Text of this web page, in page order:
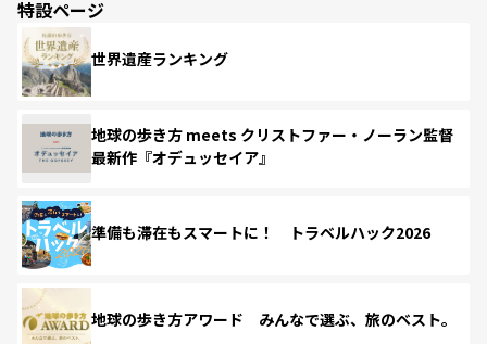
特設ページ
世界遺産ランキング
地球の歩き方 meets クリストファー・ノーラン監督
最新作『オデュッセイア』
準備も滞在もスマートに！ トラベルハック2026
地球の歩き方アワード みんなで選ぶ、旅のベスト。